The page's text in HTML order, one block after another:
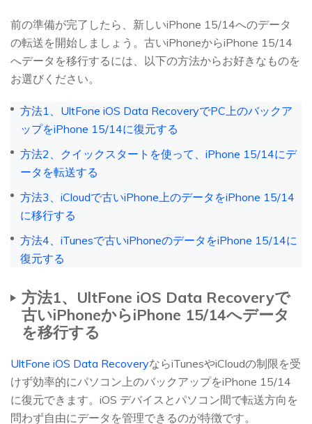
前の準備が完了したら、新しいiPhone 15/14へのデータ
の転送を開始しましょう。古いiPhoneからiPhone 15/14
へデータを移行するには、以下の方法からお好きなものを
お選びください。
方法1、UltFone iOS Data RecoveryでPC上のバックア
ップをiPhone 15/14に復元する
方法2、クイックスタートを使って、iPhone 15/14にデ
ータを転送する
方法3、iCloudで古いiPhone上のデータをiPhone 15/14
に移行する
方法4、iTunesで古いiPhoneのデータをiPhone 15/14に
復元する
方法1、UltFone iOS Data Recoveryで
古いiPhoneからiPhone 15/14へデータ
を移行する
UltFone iOS Data RecoveryならiTunesやiCloudの制限を受
けず効率的にパソコン上のバックアップをiPhone 15/14
に復元できます。iOS デバイスとパソコン間で転送方向を
問わず自由にデータを管理できるのが特徴です。